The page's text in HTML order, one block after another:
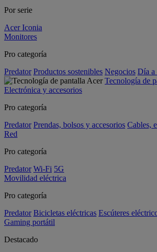
Por serie
Acer Iconia
Monitores
Pro categoría
Predator Productos sostenibles Negocios Día a
Tecnología de
Electrónica y accesorios
Pro categoría
Predator Prendas, bolsos y accesorios Cables,
Red
Pro categoría
Predator Wi-Fi 5G
Movilidad eléctrica
Pro categoría
Predator Bicicletas eléctricas Escúteres
Gaming portátil
Destacado